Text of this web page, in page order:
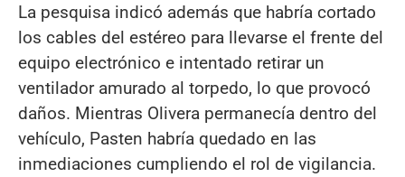
La pesquisa indicó además que habría cortado
los cables del estéreo para llevarse el frente del
equipo electrónico e intentado retirar un
ventilador amurado al torpedo, lo que provocó
daños. Mientras Olivera permanecía dentro del
vehículo, Pasten habría quedado en las
inmediaciones cumpliendo el rol de vigilancia.